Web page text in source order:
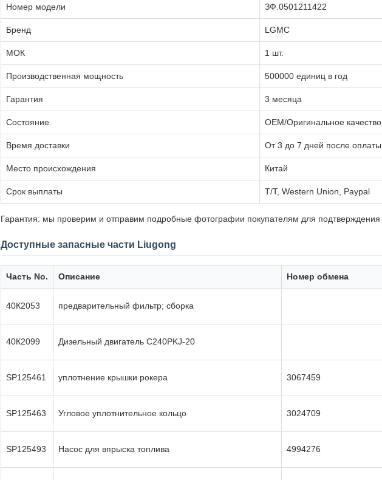
Номер модели ЗФ.0501211422
Бренд LGMC
МОК 1 шт.
Производственная мощность 500000 единиц в год
Гарантия 3 месяца
Состояние OEM/Оригинальное качество
Время доставки От 3 до 7 дней после оплаты
Место происхождения Китай
Срок выплаты T/T, Western Union, Paypal
Гарантия: мы проверим и отправим подробные фотографии покупателям для подтверждения
Доступные запасные части Liugong
Часть No. Описание Номер обмена
40К2053 предварительный фильтр; сборка
40К2099 Дизельный двигатель C240PKJ-20
SP125461 уплотнение крышки рокера 3067459
SP125463 Угловое уплотнительное кольцо 3024709
SP125493 Насос для впрыска топлива 4994276